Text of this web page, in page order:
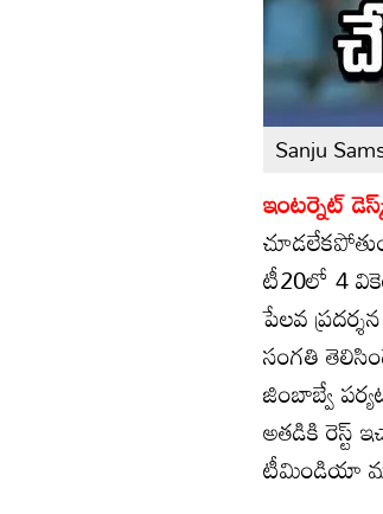
Sanju
ఇంటర్నెట్
టీ20లో 4
పేలవ
సంగతి
జింబాబ్వే
అతడికి రెస్ట్
టీమిండియా